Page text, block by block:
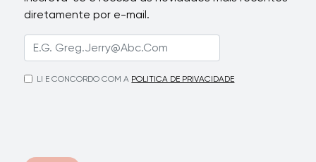
diretamente por e-mail.
LI E CONCORDO COM A POLITICA DE PRIVACIDADE